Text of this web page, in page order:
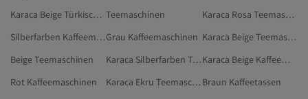
Karaca Beige Türkische Kaffeemaschine Teemaschinen
Karaca Rosa Teemaschinen
Silberfarben KaffeemaschinenGrau Kaffeemaschinen
Karaca Beige Teemaschinen
Beige Teemaschinen
Karaca Silberfarben Teemaschinen
Karaca Beige Kaffeemaschinen
Rot Kaffeemaschinen
Karaca Ekru Teemaschinen Braun Kaffeetassen